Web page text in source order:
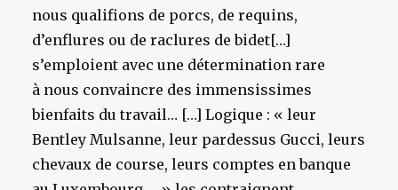
nous qualifions de porcs, de requins,
d’enflures ou de raclures de bidet[…]
s’emploient avec une détermination rare
à nous convaincre des immensissimes
bienfaits du travail… […] Logique : « leur
Bentley Mulsanne, leur pardessus Gucci, leurs
chevaux de course, leurs comptes en banque